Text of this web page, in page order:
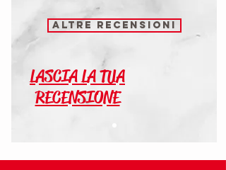
Altre recensioni
LASCIA LA TUA
RECENSIONE